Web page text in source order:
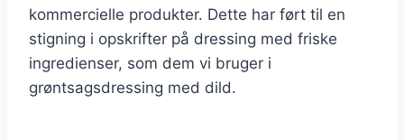
kommercielle produkter. Dette har ført til en
stigning i opskrifter på dressing med friske
ingredienser, som dem vi bruger i
grøntsagsdressing med dild.